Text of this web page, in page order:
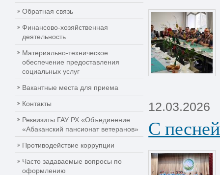
Обратная связь
Финансово-хозяйственная
деятельность
Материально-техническое
обеспечение предоставления
социальных услуг
Вакантные места для приема
Контакты
Реквизиты ГАУ РХ «Объединение
«Абаканский пансионат ветеранов»
Противодействие коррупции
Часто задаваемые вопросы по
оформлению
12.03.2026
С